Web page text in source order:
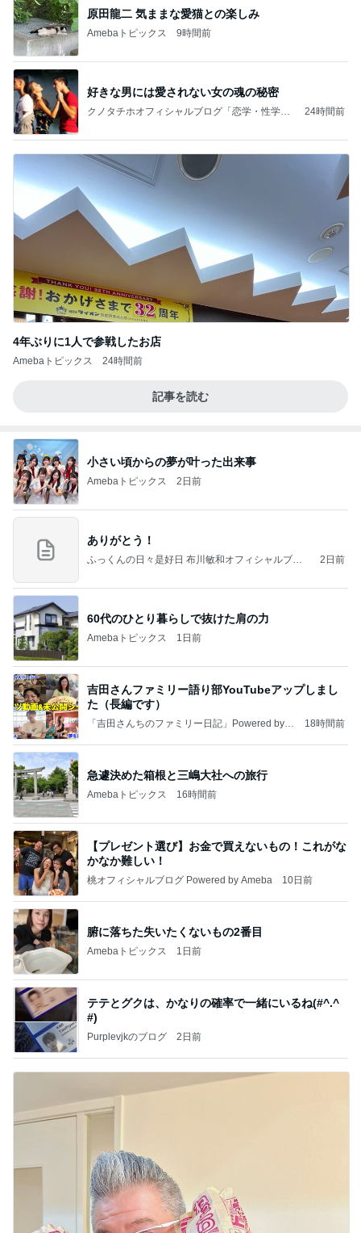
原田龍二 気ままな愛猫との楽しみ
Amebaトピックス 9時間前
好きな男には愛されない女の魂の秘密
クノタチホオフィシャルブログ「恋学・性学研
24時間前
4年ぶりに1人で参戦したお店
Amebaトピックス 24時間前
記事を読む
小さい頃からの夢が叶った出来事
Amebaトピックス 2日前
ありがとう！
ふっくんの日々是好日 布川敏和オフィシャルブロ
2日前
60代のひとり暮らしで抜けた肩の力
Amebaトピックス 1日前
吉田さんファミリー語り部YouTubeアップしまし
た（長編です）
「吉田さんちのファミリー日記」Powered by A
18時間前
急遽決めた箱根と三嶋大社への旅行
Amebaトピックス 16時間前
【プレゼント選び】お金で買えないもの！これがな
かなか難しい！
桃オフィシャルブログ Powered by Ameba 10日前
腑に落ちた失いたくないもの2番目
Amebaトピックス 1日前
テテとグクは、かなりの確率で一緒にいるね(#^.^
#)
Purplevjkのブログ 2日前